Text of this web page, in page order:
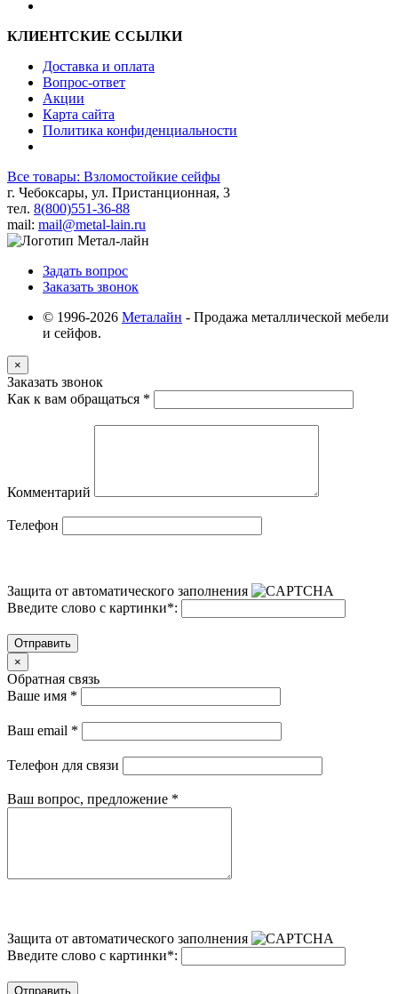
КЛИЕНТСКИЕ ССЫЛКИ
Доставка и оплата
Вопрос-ответ
Акции
Карта сайта
Политика конфиденциальности
Все товары: Взломостойкие сейфы
г. Чебоксары, ул. Пристанционная, 3
тел. 8(800)551-36-88
mail: mail@metal-lain.ru
Задать вопрос
Заказать звонок
© 1996-2026 Металайн - Продажа металлической мебели
и сейфов.
×
Заказать звонок
Как к вам обращаться *
Комментарий
Телефон
Защита от автоматического заполнения
Введите слово с картинки*:
Отправить
×
Обратная связь
Ваше имя *
Ваш email *
Телефон для связи
Ваш вопрос, предложение *
Защита от автоматического заполнения
Введите слово с картинки*:
Отправить